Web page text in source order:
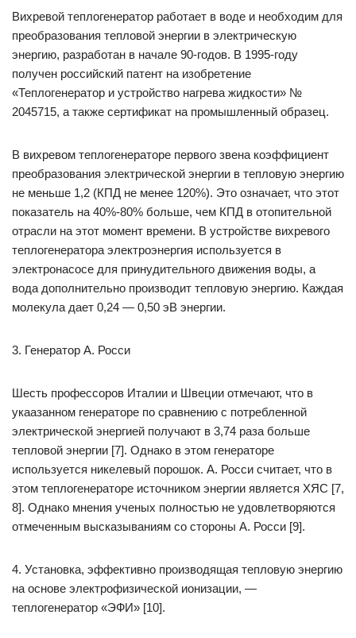
Вихревой теплогенератор работает в воде и необходим для
преобразования тепловой энергии в электрическую
энергию, разработан в начале 90-годов. В 1995-году
получен российский патент на изобретение
«Теплогенератор и устройство нагрева жидкости» №
2045715, а также сертификат на промышленный образец.
В вихревом теплогенераторе первого звена коэффициент
преобразования электрической энергии в тепловую энергию
не меньше 1,2 (КПД не менее 120%). Это означает, что этот
показатель на 40%-80% больше, чем КПД в отопительной
отрасли на этот момент времени. В устройстве вихревого
теплогенератора электроэнергия используется в
электронасосе для принудительного движения воды, а
вода дополнительно производит тепловую энергию. Каждая
молекула дает 0,24 — 0,50 эВ энергии.
3. Генератор А. Росси
Шесть профессоров Италии и Швеции отмечают, что в
укаазанном генераторе по сравнению с потребленной
электрической энергией получают в 3,74 раза больше
тепловой энергии [7]. Однако в этом генераторе
используется никелевый порошок. А. Росси считает, что в
этом теплогенераторе источником энергии является ХЯС [7,
8]. Однако мнения ученых полностью не удовлетворяются
отмеченным высказываниям со стороны А. Росси [9].
4. Установка, эффективно производящая тепловую энергию
на основе электрофизической ионизации, —
теплогенератор «ЭФИ» [10].